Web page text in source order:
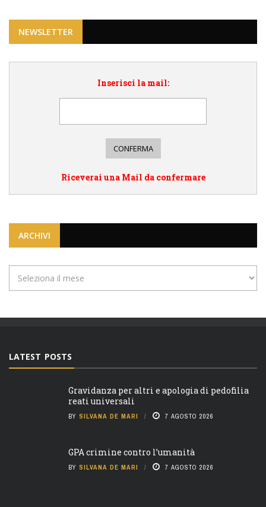
NEWSLETTER
Inserisci la mail:
Riceverai una Mail da confermare
ARCHIVI
LATEST POSTS
Gravidanza per altri e apologia di pedofilia
reati universali
BY SILVANA DE MARI 7 AGOSTO 2026
GPA crimine contro l’umanità
BY SILVANA DE MARI 7 AGOSTO 2026